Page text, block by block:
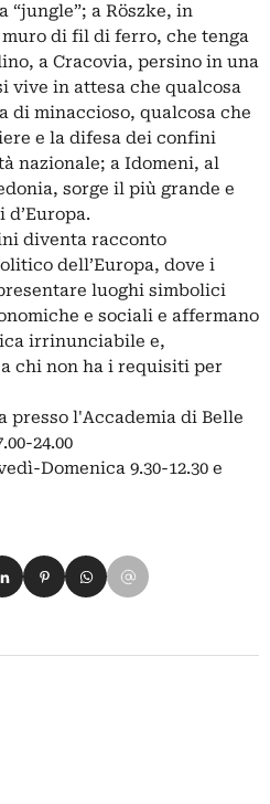
a Röszke, in
di fil di ferro, che tenga
a Cracovia, persino in una
vive in attesa che qualcosa
di minaccioso, qualcosa che
e la difesa dei confini
nazionale; a Idomeni, al
sorge il più grande e
diventa racconto
dell’Europa, dove i
luoghi simbolici
e sociali e affermano
irrinunciabile e,
chi non ha i requisiti per
presso l'Accademia di Belle
24.00
Domenica 9.30-12.30 e
Facebook
su Xsu LinkedIn
Condividi su Pinterest
Condividi su WhatsApp
Condividi su Email